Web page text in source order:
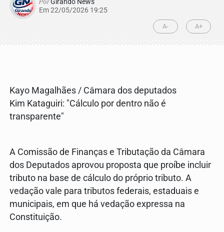
Em 22/05/2026 19:25
A- A+
Kayo Magalhães / Câmara dos deputados
Kim Kataguiri: "Cálculo por dentro não é
transparente"
A Comissão de Finanças e Tributação da Câmara
dos Deputados aprovou proposta que proíbe incluir
tributo na base de cálculo do próprio tributo. A
vedação vale para tributos federais, estaduais e
municipais, em que há vedação expressa na
Constituição.